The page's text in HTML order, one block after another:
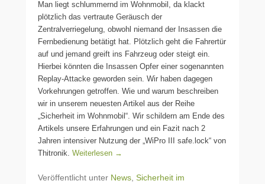
Man liegt schlummernd im Wohnmobil, da klackt
plötzlich das vertraute Geräusch der
Zentralverriegelung, obwohl niemand der Insassen die
Fernbedienung betätigt hat. Plötzlich geht die Fahrertür
auf und jemand greift ins Fahrzeug oder steigt ein.
Hierbei könnten die Insassen Opfer einer sogenannten
Replay-Attacke geworden sein. Wir haben dagegen
Vorkehrungen getroffen. Wie und warum beschreiben
wir in unserem neuesten Artikel aus der Reihe
„Sicherheit im Wohnmobil“. Wir schildern am Ende des
Artikels unsere Erfahrungen und ein Fazit nach 2
Jahren intensiver Nutzung der „WiPro III safe.lock“ von
Thitronik. Weiterlesen →
Veröffentlicht unter News Sicherheit im